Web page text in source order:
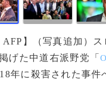
AFP】（写真追加）
げた中道右派野党「
年に殺害された事件